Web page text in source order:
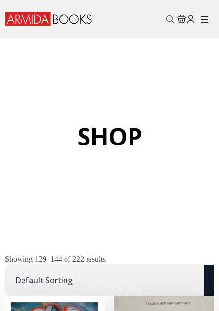
SHOP
Showing 129–144 of 222 results